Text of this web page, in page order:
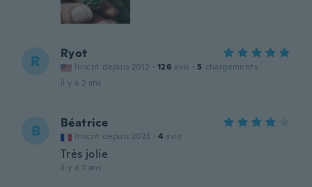
R Ryot
Inscrit depuis 2012 · 126 avis · 5 chargements
il y a 2 ans
B Béatrice
Inscrit depuis 2023 · 4 avis
Très jolie
il y a 2 ans